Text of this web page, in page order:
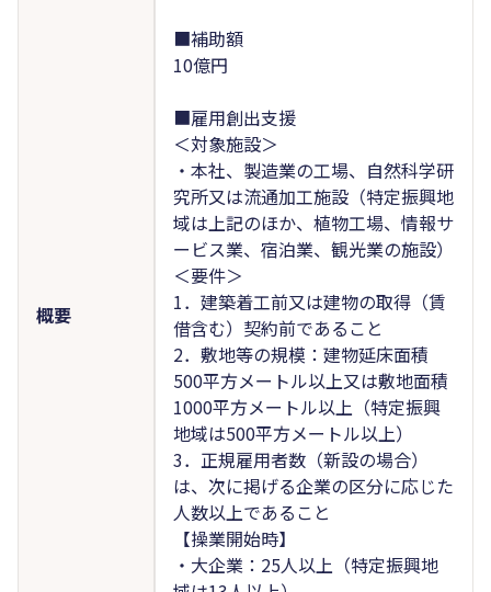
概要
■補助額
10億円
■雇用創出支援
＜対象施設＞
・本社、製造業の工場、自然科学研
究所又は流通加工施設（特定振興地
域は上記のほか、植物工場、情報サ
ービス業、宿泊業、観光業の施設）
＜要件＞
1．建築着工前又は建物の取得（賃
借含む）契約前であること
2．敷地等の規模：建物延床面積
500平方メートル以上又は敷地面積
1000平方メートル以上（特定振興
地域は500平方メートル以上）
3．正規雇用者数（新設の場合）
は、次に掲げる企業の区分に応じた
人数以上であること
【操業開始時】
・大企業：25人以上（特定振興地